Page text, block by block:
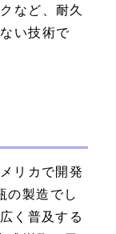
など、耐久
い技術で
リカで開発
の製造でし
く普及する